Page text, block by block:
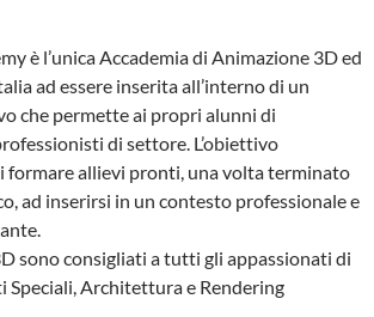
è l’unica Accademia di Animazione 3D ed
ad essere inserita all’interno di un
che permette ai propri alunni di
di settore. L’obiettivo
formare allievi pronti, una volta terminato
ad inserirsi in un contesto professionale e
sono consigliati a tutti gli appassionati di
Speciali, Architettura e Rendering